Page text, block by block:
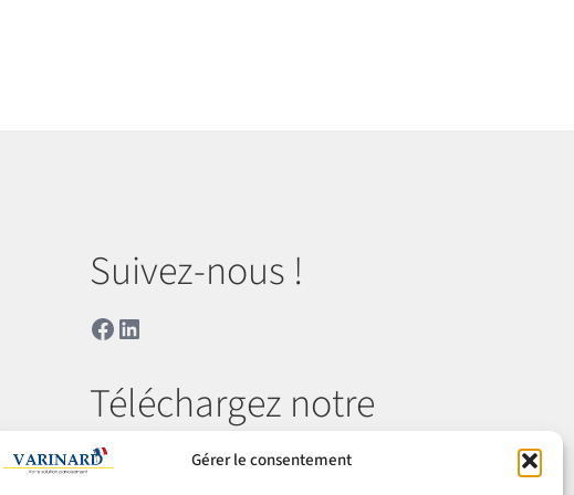
Gérer le consentement
Suivez-nous !
Facebook
LinkedIn
Téléchargez notre
catalogue